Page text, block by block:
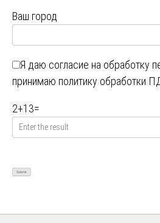
Ваш город
Я даю согласие на обработку
принимаю политику обработки
2+13=